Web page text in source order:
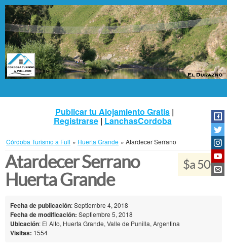
Publicar tu Alojamiento Gratis |
Registrarse| LanchasCordoba
Córdoba Turismo a Full » Huerta Grande » Atardecer Serrano
$a 500
Atardecer Serrano
Huerta Grande
Fecha de publicación: Septiembre 4, 2018
Fecha de modificación: Septiembre 5, 2018
Ubicación: El Alto, Huerta Grande, Valle de Punilla, Argentina
Visitas: 1554